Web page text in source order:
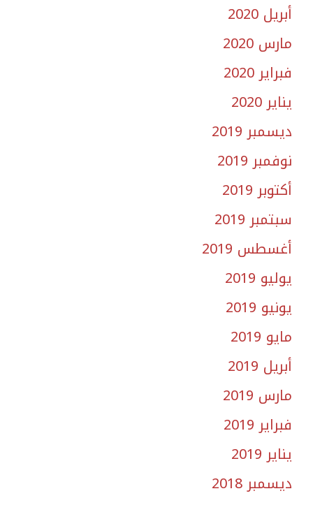
أبريل 2020
مارس 2020
فبراير 2020
يناير 2020
ديسمبر 2019
نوفمبر 2019
أكتوبر 2019
سبتمبر 2019
أغسطس 2019
يوليو 2019
يونيو 2019
مايو 2019
أبريل 2019
مارس 2019
فبراير 2019
يناير 2019
ديسمبر 2018